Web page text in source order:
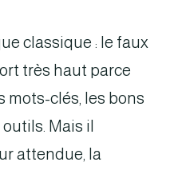
classique : le faux
très haut parce
mots-clés, les bons
Mais il
attendue, la